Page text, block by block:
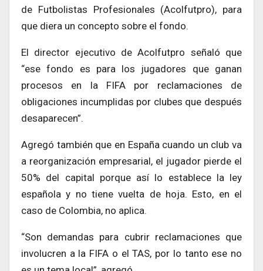
de Futbolistas Profesionales (Acolfutpro), para
que diera un concepto sobre el fondo.
El director ejecutivo de Acolfutpro señaló que
“ese fondo es para los jugadores que ganan
procesos en la FIFA por reclamaciones de
obligaciones incumplidas por clubes que después
desaparecen”.
Agregó también que en España cuando un club va
a reorganización empresarial, el jugador pierde el
50% del capital porque así lo establece la ley
española y no tiene vuelta de hoja. Esto, en el
caso de Colombia, no aplica.
“Son demandas para cubrir reclamaciones que
involucren a la FIFA o el TAS, por lo tanto ese no